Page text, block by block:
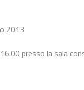
2013
presso la sala